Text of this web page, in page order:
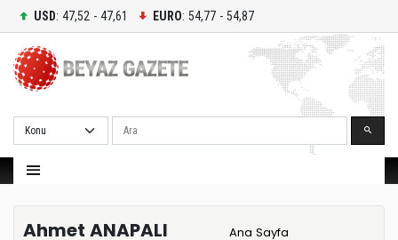
USD: 47,52 - 47,61 EURO: 54,77 - 54,87
Ara
Ahmet ANAPALI
Ana Sayfa